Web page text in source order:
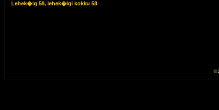
Lehek�lg 58, lehek�lgi kokku 58
©